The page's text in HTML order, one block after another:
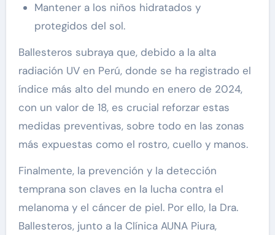
Mantener a los niños hidratados y
protegidos del sol.
Ballesteros subraya que, debido a la alta
radiación UV en Perú, donde se ha registrado el
índice más alto del mundo en enero de 2024,
con un valor de 18, es crucial reforzar estas
medidas preventivas, sobre todo en las zonas
más expuestas como el rostro, cuello y manos.
Finalmente, la prevención y la detección
temprana son claves en la lucha contra el
melanoma y el cáncer de piel. Por ello, la Dra.
Ballesteros, junto a la Clínica AUNA Piura,